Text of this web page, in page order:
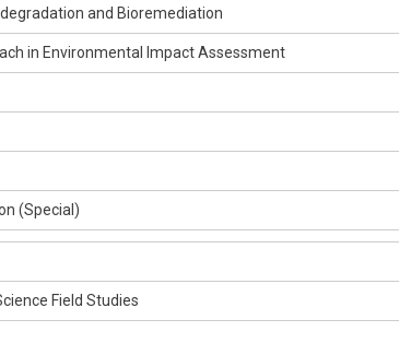
and Bioremediation
in Environmental Impact Assessment
(Special)
Field Studies